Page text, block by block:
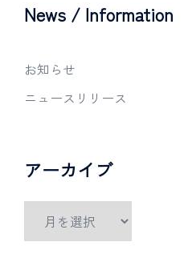
News / Information
お知らせ
ニュースリリース
アーカイブ